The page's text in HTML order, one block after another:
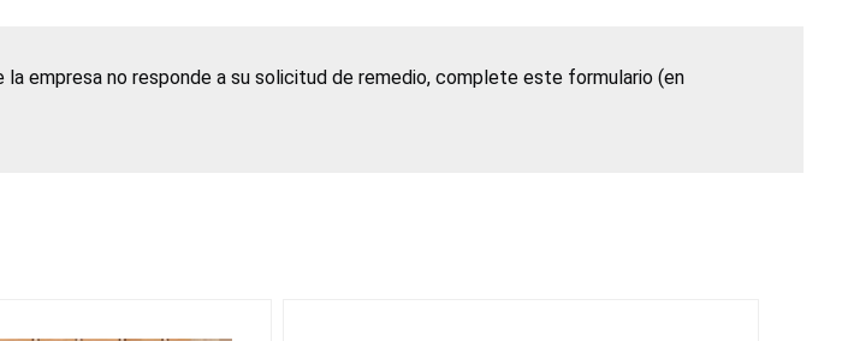
empresa no responde a su solicitud de remedio, complete este formulario (en